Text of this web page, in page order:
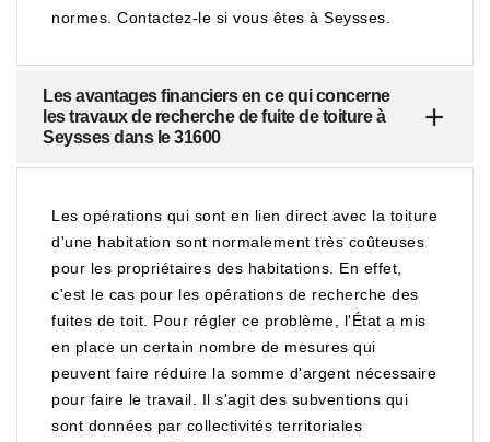
normes. Contactez-le si vous êtes à Seysses.
Les avantages financiers en ce qui concerne
les travaux de recherche de fuite de toiture à
Seysses dans le 31600
Les opérations qui sont en lien direct avec la toiture
d'une habitation sont normalement très coûteuses
pour les propriétaires des habitations. En effet,
c'est le cas pour les opérations de recherche des
fuites de toit. Pour régler ce problème, l'État a mis
en place un certain nombre de mesures qui
peuvent faire réduire la somme d'argent nécessaire
pour faire le travail. Il s'agit des subventions qui
sont données par collectivités territoriales